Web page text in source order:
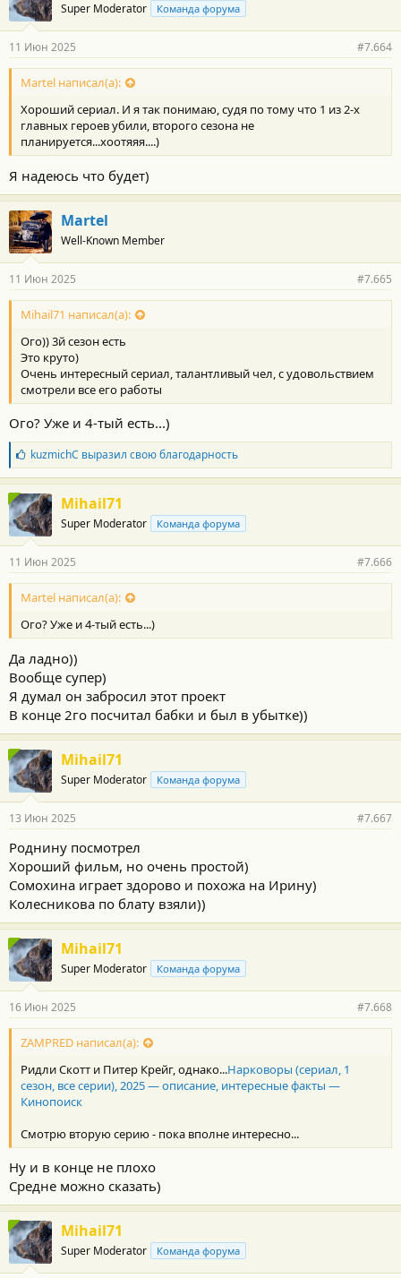
Интересный динамичный сериал и актерский состав хороший)
Super Moderator Команда форума
11 Июн 2025 #7.664
Martel написал(а):
Хороший сериал. И я так понимаю, судя по тому что 1 из 2-х
главных героев убили, второго сезона не
планируется...хоотяяя....)
Я надеюсь что будет)
Martel
Well-Known Member
11 Июн 2025 #7.665
Mihail71 написал(а):
Ого)) 3й сезон есть
Это круто)
Очень интересный сериал, талантливый чел, с удовольствием
смотрели все его работы
Ого? Уже и 4-тый есть...)
Б
л
а
г
о
д
а
н
о
с
и
:
kuzmichC выразил свою благодарность
Mihail71
Super Moderator Команда форума
11 Июн 2025 #7.666
Martel написал(а):
Ого? Уже и 4-тый есть...)
Да ладно))
Вообще супер)
Я думал он забросил этот проект
В конце 2го посчитал бабки и был в убытке))
Mihail71
Super Moderator Команда форума
13 Июн 2025 #7.667
Роднину посмотрел
Хороший фильм, но очень простой)
Сомохина играет здорово и похожа на Ирину)
Колесникова по блату взяли))
Mihail71
Super Moderator Команда форума
16 Июн 2025 #7.668
ZAMPRED написал(а):
Ридли Скотт и Питер Крейг, однако...Нарковоры (сериал, 1
сезон, все серии), 2025 — описание, интересные факты —
Кинопоиск
Смотрю вторую серию - пока вполне интересно...
Ну и в конце не плохо
Средне можно сказать)
Mihail71
Super Moderator Команда форума